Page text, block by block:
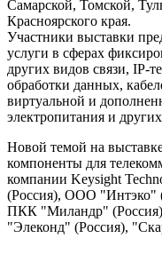
Самарской, Томской,
Красноярского края.
Участники выставки
услуги в сферах
других видов связи, IP-
обработки данных,
виртуальной и
электропитания и
Новой темой на
компоненты для
компании Keysight
(Россия), ООО "Интэко"
ПКК "Миландр"
"Элеконд" (Россия),